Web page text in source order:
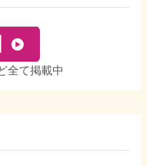
全て掲載中